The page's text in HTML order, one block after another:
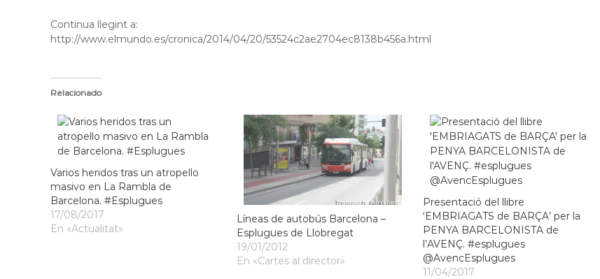
e
Continua llegint a:
http://www.elmundo.es/cronica/2014/04/20/53524c2ae2704ec8138b456a.html
Relacionado
Varios heridos tras un atropello
masivo en La Rambla de
Barcelona. #Esplugues
17/08/2017
En «Actualitat»
Líneas de autobús Barcelona –
Esplugues de Llobregat
19/01/2012
En «Cartes al director»
Presentació del llibre
‘EMBRIAGATS de BARÇA’ per la
PENYA BARCELONISTA de
l’AVENÇ. #esplugues
@AvencEsplugues
11/04/2017